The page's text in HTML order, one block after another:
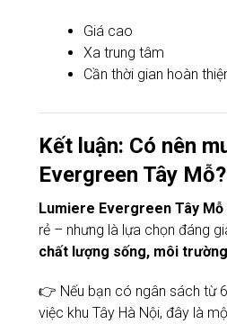
Giá cao
Xa trung tâm
Cần thời gian hoàn
Kết luận: Có nên
Evergreen Tây Mỗ?
Lumiere Evergreen Tây Mỗ
rẻ – nhưng là lựa chọn đáng
chất lượng sống, môi
👉 Nếu bạn có ngân sách từ
việc khu Tây Hà Nội, đây là